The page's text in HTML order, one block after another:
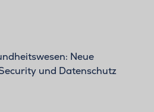
Neue
und Datenschutz